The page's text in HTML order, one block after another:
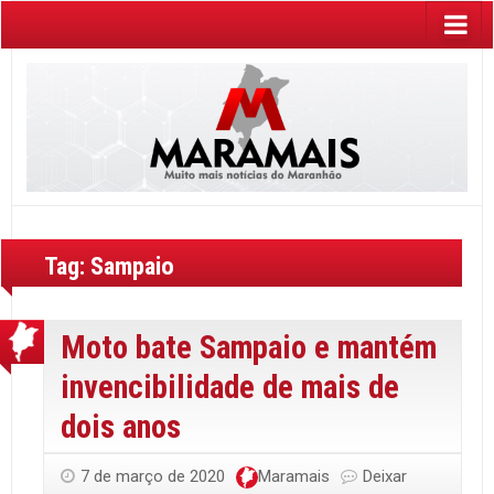
Tag: Sampaio
Moto bate Sampaio e mantém
invencibilidade de mais de
dois anos
7 de março de 2020 Maramais
Deixar